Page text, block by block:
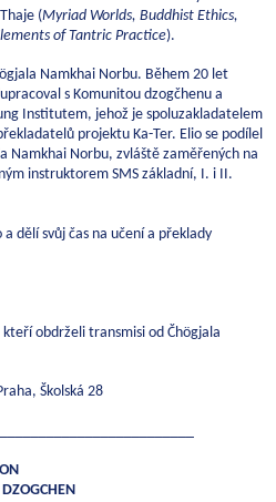
(Myriad Worlds, Buddhist Ethics,
of Tantric Practice).
Namkhai Norbu. Během 20 let
s Komunitou dzogčhenu a
Institutem, jehož je spoluzakladatelem
projektu Ka-Ter. Elio se podílel
Namkhai Norbu, zvláště zaměřených na
instruktorem SMS základní, I. i II.
dělí svůj čas na učení a překlady
obdrželi transmisi od Čhögjala
Školská 28